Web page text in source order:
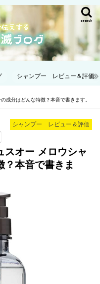
search
シャンプー レビュー＆評価
成分はどんな特徴？本音で書きます。
シャンプー レビュー＆評価
スオー メロウシャ
？本音で書きま